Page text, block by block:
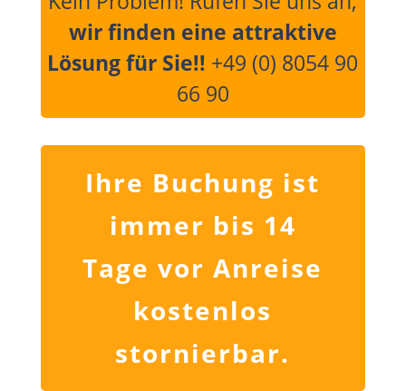
wir finden eine attraktive
Lösung für Sie!! +49 (0) 8054 90
66 90
Ihre Buchung ist
immer bis 14
Tage vor Anreise
kostenlos
stornierbar.